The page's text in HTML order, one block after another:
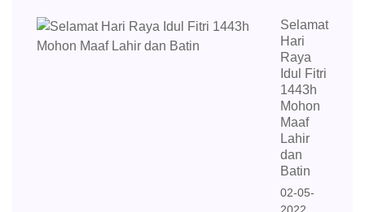
Selamat
Hari
Raya
Idul Fitri
1443h
Mohon
Maaf
Lahir
dan
Batin
02-05-